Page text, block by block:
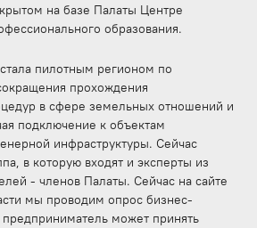
на базе Палаты Центре
образования.
стала пилотным регионом по
прохождения
в сфере земельных отношений и
подключение к объектам
инфраструктуры. Сейчас
в которую входят и эксперты из
- членов Палаты. Сейчас на сайте
мы проводим опрос бизнес-
может принять